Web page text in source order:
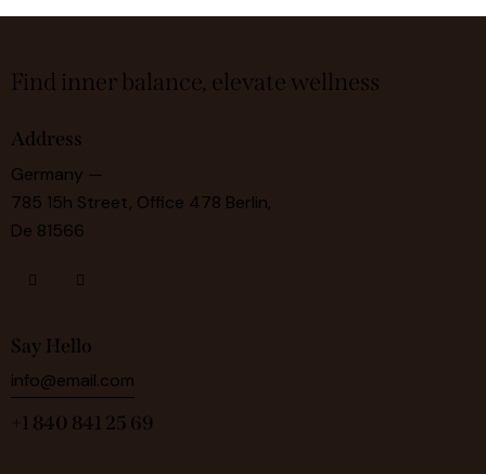
Find inner balance, elevate wellness
Address
Germany —
785 15h Street, Office 478 Berlin,
De 81566
Say Hello
info@email.com
+1 840 841 25 69